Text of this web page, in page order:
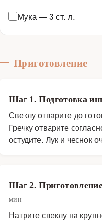
Мука—3 ст. л.
Приготовление
Шаг 1. Подготовка
Свеклу отварите до
Гречку отварите
остудите. Лук и чеснок
Шаг 2.
мин
Натрите свеклу на